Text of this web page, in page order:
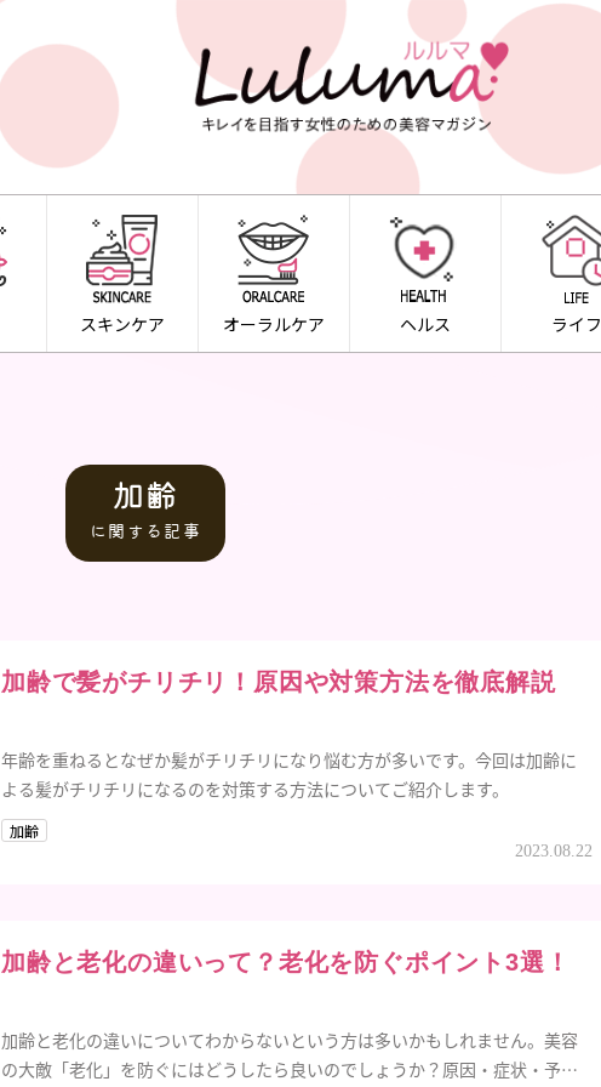
スキンケア オーラルケア ヘルス ライフ
加齢
に関する記事
加齢で髪がチリチリ！原因や対策方法を徹底解説
年齢を重ねるとなぜか髪がチリチリになり悩む方が多いです。今回は加齢に
よる髪がチリチリになるのを対策する方法についてご紹介します。
加齢
2023.08.22
加齢と老化の違いって？老化を防ぐポイント3選！
加齢と老化の違いについてわからないという方は多いかもしれません。美容
の大敵「老化」を防ぐにはどうしたら良いのでしょうか？原因・症状・予防